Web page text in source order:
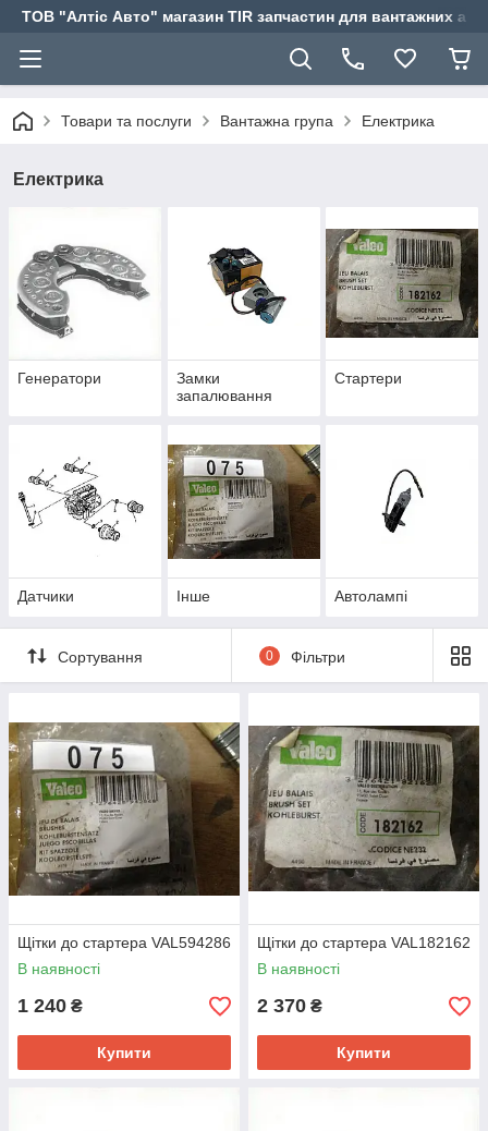
ТОВ "Алтіс Авто" магазин TIR запчастин для вантажних
Товари та послуги Вантажна група Електрика
Електрика
Генератори
Замки
запалювання
Стартери
Датчики Інше Автолампі
Сортування 0 Фільтри
Щітки до стартера VAL594286
В наявності
1 240 ₴
Купити
Щітки до стартера VAL182162
В наявності
2 370 ₴
Купити